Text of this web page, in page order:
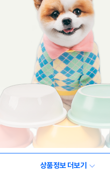
상품정보 더보기